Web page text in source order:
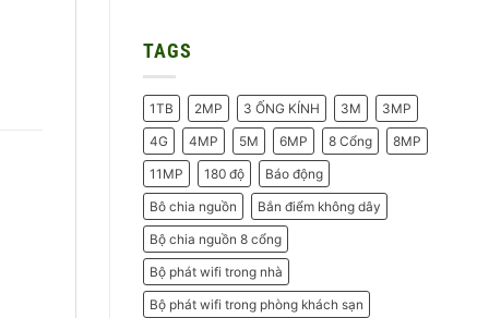
Camera
–
2026
ở
Do
Doanh
Nghiệp
Nên
Chọn
Máy
Chấm
Công
Hikvision
TAGS
1TB 2MP 3 ỐNG KÍNH 3M
3MP
4G
4MP 5M 6MP 8 Cổng
8MP
11MP
180 độ
Báo động
Bô chia nguồn
Bắn điểm không dây
Bộ chia nguồn 8 cổng
Bộ phát wifi trong nhà
Bộ phát wifi trong phòng khách sạn